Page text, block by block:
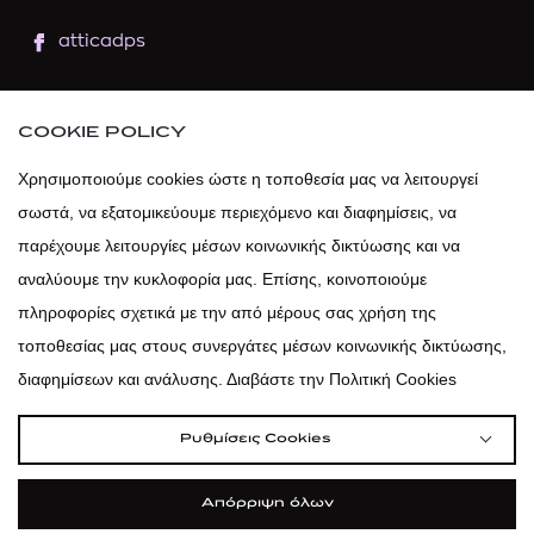
atticadps
atticadps
COOKIE POLICY
Χρησιμοποιούμε cookies ώστε η τοποθεσία μας να λειτουργεί
σωστά, να εξατομικεύουμε περιεχόμενο και διαφημίσεις, να
παρέχουμε λειτουργίες μέσων κοινωνικής δικτύωσης και να
αναλύουμε την κυκλοφορία μας. Επίσης, κοινοποιούμε
πληροφορίες σχετικά με την από μέρους σας χρήση της
τοποθεσίας μας στους συνεργάτες μέσων κοινωνικής δικτύωσης,
διαφημίσεων και ανάλυσης. Διαβάστε την Πολιτική Cookies
Ρυθμίσεις Cookies
Απόρριψη όλων